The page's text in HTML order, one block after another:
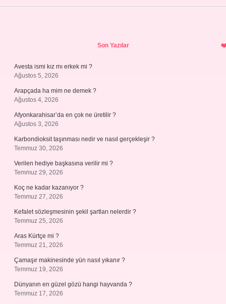
Son Yazılar
Avesta ismi kız mı erkek mi ?
Ağustos 5, 2026
Arapçada ha mim ne demek ?
Ağustos 4, 2026
Afyonkarahisar’da en çok ne üretilir ?
Ağustos 3, 2026
Karbondioksit taşınması nedir ve nasıl gerçekleşir ?
Temmuz 30, 2026
Verilen hediye başkasına verilir mi ?
Temmuz 29, 2026
Koç ne kadar kazanıyor ?
Temmuz 27, 2026
Kefalet sözleşmesinin şekil şartları nelerdir ?
Temmuz 25, 2026
Aras Kürtçe mi ?
Temmuz 21, 2026
Çamaşır makinesinde yün nasıl yıkanır ?
Temmuz 19, 2026
Dünyanın en güzel gözü hangi hayvanda ?
Temmuz 17, 2026